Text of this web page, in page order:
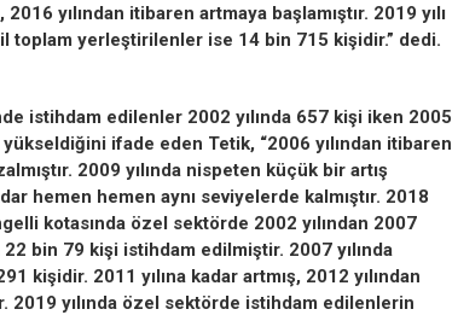
yılından itibaren artmaya başlamıştır. 2019 yılı
toplam yerleştirilenler ise 14 bin 715 kişidir.” dedi.
istihdam edilenler 2002 yılında 657 kişi iken 2005
ifade eden Tetik, “2006 yılından itibaren
2009 yılında nispeten küçük bir artış
hemen hemen aynı seviyelerde kalmıştır. 2018
kotasında özel sektörde 2002 yılından 2007
22 bin 79 kişi istihdam edilmiştir. 2007 yılında
kişidir. 2011 yılına kadar artmış, 2012 yılından
yılında özel sektörde istihdam edilenlerin